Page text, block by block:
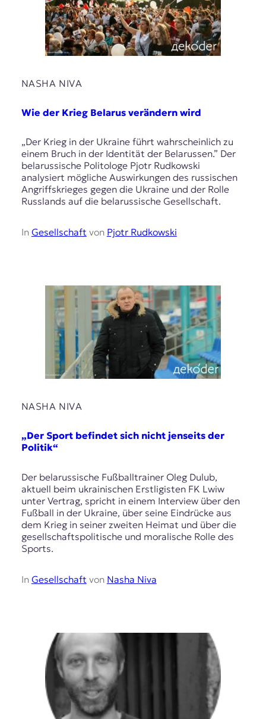
NASHA NIVA
Wie der Krieg Belarus verändern wird
„Der Krieg in der Ukraine führt wahrscheinlich zu
einem Bruch in der Identität der Belarussen.” Der
belarussische Politologe Pjotr Rudkowski
analysiert mögliche Auswirkungen des russischen
Angriffskrieges gegen die Ukraine und der Rolle
Russlands auf die belarussische Gesellschaft.
In Gesellschaft von Pjotr Rudkowski
NASHA NIVA
„Der Sport befindet sich nicht jenseits der
Politik“
Der belarussische Fußballtrainer Oleg Dulub,
aktuell beim ukrainischen Erstligisten FK Lwiw
unter Vertrag, spricht in einem Interview über den
Fußball in der Ukraine, über seine Eindrücke aus
dem Krieg in seiner zweiten Heimat und über die
gesellschaftspolitische und moralische Rolle des
Sports.
In Gesellschaft von Nasha Niva